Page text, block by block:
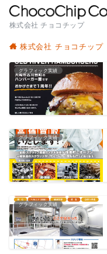
株式会社 チョコチップ
株式会社 チョコチップ
グラフィック実績
グラフィック実績
グラフィック実績